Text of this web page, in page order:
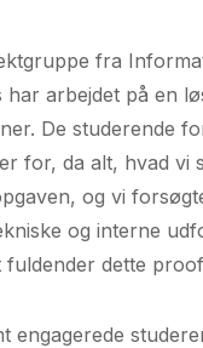
fra
arbejdet på en
De studerende
for, da alt, hvad vi
og vi
og interne
dette
engagerede